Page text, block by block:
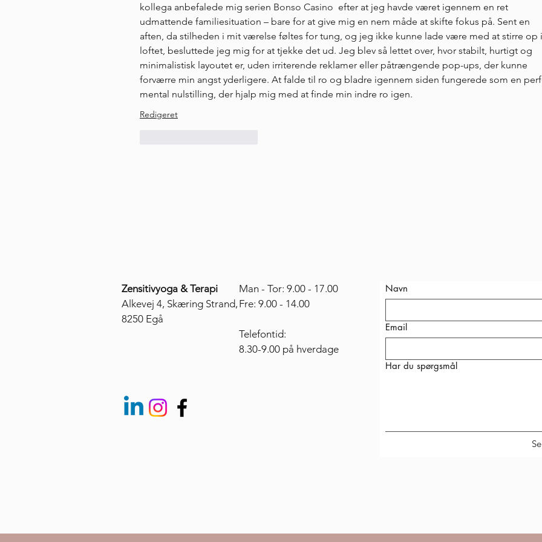
kollega anbefalede mig serien Bonso Casino
  efter at jeg havde været igennem en ret
udmattende familiesituation – bare for at give mig en nem måde at skifte fokus på. Sent en
aften, da stilheden i mit værelse føltes for tung, og jeg ikke kunne lade være med at stirre op
loftet, besluttede jeg mig for at tjekke det ud. Jeg blev så lettet over, hvor stabilt, hurtigt og
minimalistisk layoutet er, uden irriterende reklamer eller påtrængende pop-ups, der kunne
forværre min angst yderligere. At falde til ro og bladre igennem siden fungerede som en
mental nulstilling, der hjalp mig med at finde min indre ro igen.
Redigeret
Zensitivyoga & Terapi
Alkevej 4, Skæring Strand,
8250 Egå
Man - Tor: 9.00 - 17.00
​​Fre: 9.00 - 14.00
Telefontid:
8.30-9.00 på hverdage
Navn
Email
Har du spørgsmål